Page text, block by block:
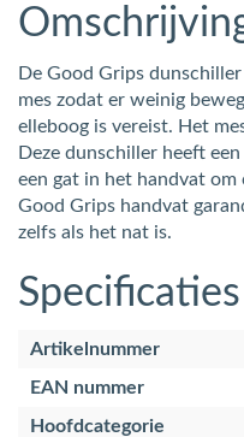
De Good Grips
mes zodat er weinig
elleboog is vereist. Het
Deze dunschiller heeft
een gat in het handvat om
Good Grips handvat
zelfs als het nat is.
Specificaties
Artikelnummer
EAN nummer
Hoofdcategorie